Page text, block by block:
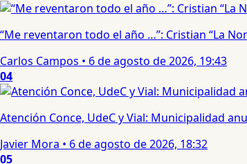
“Me reventaron todo el año …”: Cristian “La
Carlos Campos • 6 de agosto de 2026, 19:43
04
Atención Conce, UdeC y Vial: Municipalidad
Javier Mora • 6 de agosto de 2026, 18:32
05